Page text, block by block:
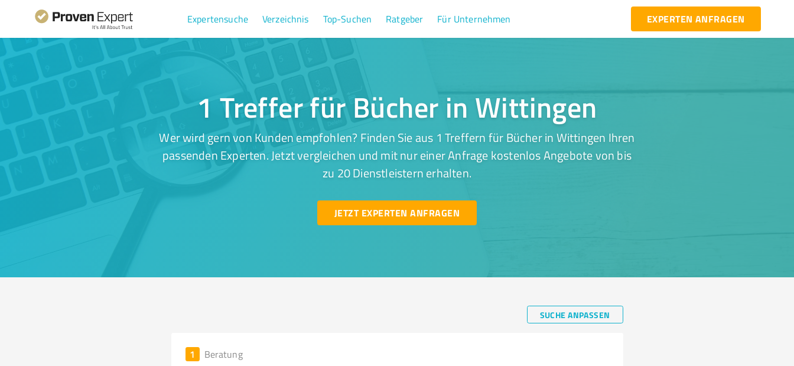
Expertensuche Verzeichnis Top-Suchen Ratgeber Für Unternehmen EXPERTEN ANFRAGEN
1 Treffer für Bücher in Wittingen
Wer wird gern von Kunden empfohlen? Finden Sie aus 1 Treffern für Bücher in Wittingen Ihren
passenden Experten. Jetzt vergleichen und mit nur einer Anfrage kostenlos Angebote von bis
zu 20 Dienstleistern erhalten.
JETZT EXPERTEN ANFRAGEN
SUCHE ANPASSEN
1 Beratung